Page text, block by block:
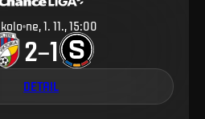
kolo ne, 1. 11., 15:00
2–1
DETAIL